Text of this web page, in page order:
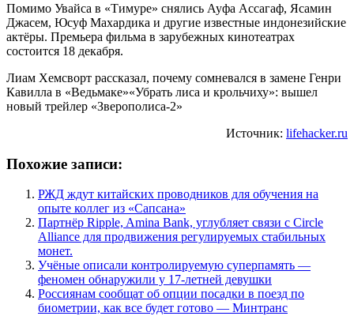
Помимо Увайса в «Тимуре» снялись Ауфа Ассагаф, Ясамин
Джасем, Юсуф Махардика и другие известные индонезийские
актёры. Премьера фильма в зарубежных кинотеатрах
состоится 18 декабря.
Лиам Хемсворт рассказал, почему сомневался в замене Генри
Кавилла в «Ведьмаке»«Убрать лиса и крольчиху»: вышел
новый трейлер «Зверополиса-2»
Источник: lifehacker.ru
Похожие записи:
РЖД ждут китайских проводников для обучения на
опыте коллег из «Сапсана»
Партнёр Ripple, Amina Bank, углубляет связи с Circle
Alliance для продвижения регулируемых стабильных
монет.
Учёные описали контролируемую суперпамять —
феномен обнаружили у 17-летней девушки
Россиянам сообщат об опции посадки в поезд по
биометрии, как все будет готово — Минтранс